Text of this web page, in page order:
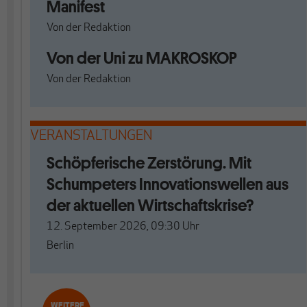
Manifest
Von der Redaktion
Von der Uni zu MAKROSKOP
Von der Redaktion
VERANSTALTUNGEN
Schöpferische Zerstörung. Mit
Schumpeters Innovationswellen aus
der aktuellen Wirtschaftskrise?
12. September 2026, 09:30 Uhr
Berlin